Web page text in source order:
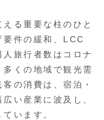
る重要な柱のひと
要件の緩和、LCC
旅行者数はコロナ
くの地域で観光需
の消費は、宿泊・
い産業に波及し、
います。